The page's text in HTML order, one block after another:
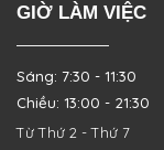
GIỜ LÀM VIỆC
Sáng: 7:30 - 11:30
Chiều: 13:00 - 21:30
Từ Thứ 2 - Thứ 7